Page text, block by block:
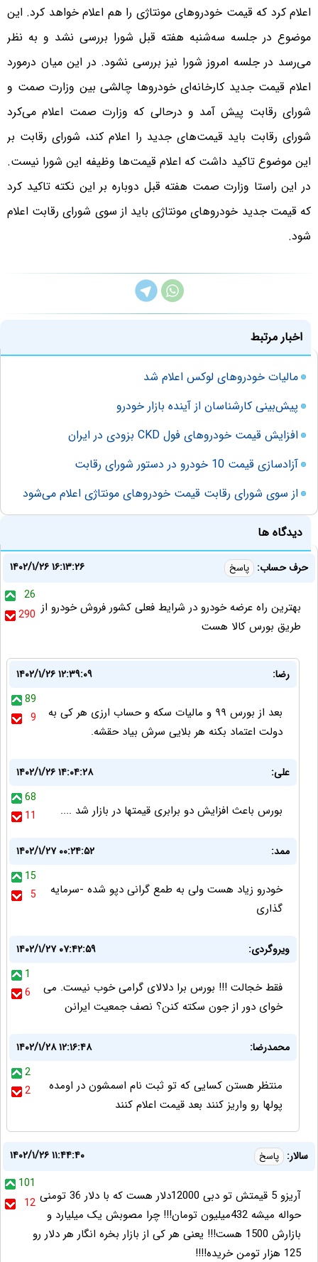
اعلام کرد که قیمت خودروهای مونتاژی را هم اعلام خواهد کرد. این
موضوع در جلسه سه‌شنبه هفته قبل شورا بررسی نشد و به نظر
می‌رسد در جلسه امروز شورا نیز بررسی نشود. در این میان درمورد
اعلام قیمت جدید کارخانه‌ای خودروها چالشی بین وزارت صمت و
شورای رقابت پیش آمد و درحالی که وزارت صمت اعلام می‌کرد
شورای رقابت باید قیمت‌های جدید را اعلام کند، شورای رقابت بر
این موضوع تاکید داشت که اعلام قیمت‌ها وظیفه این شورا نیست.
در این راستا وزارت صمت هفته قبل دوباره بر این نکته تاکید کرد
که قیمت جدید خودروهای مونتاژی باید از سوی شورای رقابت اعلام
شود.
اخبار مرتبط
مالیات خودروهای لوکس اعلام شد
پیش‌بینی کارشناسان از آینده بازار خودرو
افزایش قیمت خودروهای فول CKD بزودی در ایران
آزادسازی قیمت 10 خودرو در دستور شورای رقابت
از سوی شورای رقابت قیمت خودروهای مونتاژی اعلام می‌شود
دیدگاه ها
حرف حساب: پاسخ
۱۴۰۲/۱/۲۶ ۱۶:۱۳:۲۶
26
290 بهترین راه عرضه خودرو در شرایط فعلی کشور فروش خودرو از
طریق بورس کالا هست
رضا:
۱۴۰۲/۱/۲۶ ۱۲:۳۹:۰۹
89
9
بعد از بورس ۹۹ و مالیات سکه‌ ‌و حساب ارزی هر کی به
دولت‌ اعتماد بکنه هر بلایی سرش بیاد حقشه.
علی:
۱۴۰۲/۱/۲۶ ۱۴:۰۴:۲۸
68
11
بورس باعث افزایش دو برابری قیمتها در بازار شد ....
ممد:
۱۴۰۲/۱/۲۷ ۰۰:۲۴:۵۲
15
5
خودرو زیاد هست ولی به طمع گرانی دپو شده -سرمایه
گذاری
ویروگردی:
۱۴۰۲/۱/۲۷ ۰۷:۴۲:۵۹
1
6
فقط خجالت !!! بورس برا دلالای گرامی خوب نیست. می
خوای دور از جون سکته کنن؟ نصف جمعیت ایرانن
محمدرضا:
۱۴۰۲/۱/۲۸ ۱۲:۱۶:۴۸
2
2
منتظر هستن کسایی که تو ثبت نام اسمشون در اومده
پولها رو واریز کنند بعد قیمت اعلام کنند
سالار: پاسخ
۱۴۰۲/۱/۲۶ ۱۱:۴۴:۴۰
101
12 آریزو 5 قیمتش تو دبی 12000دلار هست که با دلار 36 تومنی
حواله میشه 432میلیون تومان!!! چرا مصوبش یک میلیارد و
بازارش 1500 هست!!! یعنی هر کی از بازار بخره انگار هر دلار رو
125 هزار تومن خریده!!!!